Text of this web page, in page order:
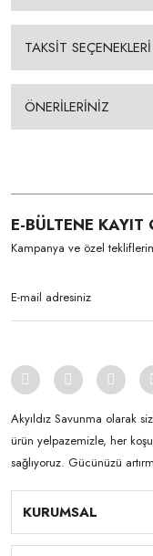
TAKSİT SEÇENEKLERİ
ÖNERİLERİNİZ
E-BÜLTENE KAYIT
Kampanya ve özel
Akyıldız Savunma olarak
ürün yelpazemizle, her
sağlıyoruz. Gücünüzü
KURUMSAL